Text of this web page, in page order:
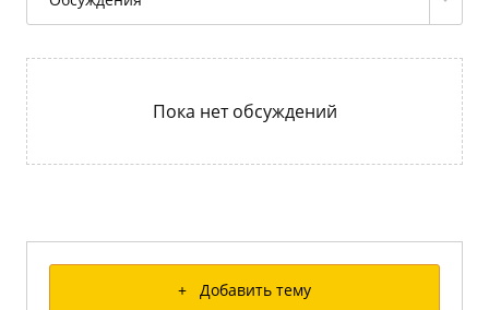
Пока нет обсуждений
+ Добавить тему